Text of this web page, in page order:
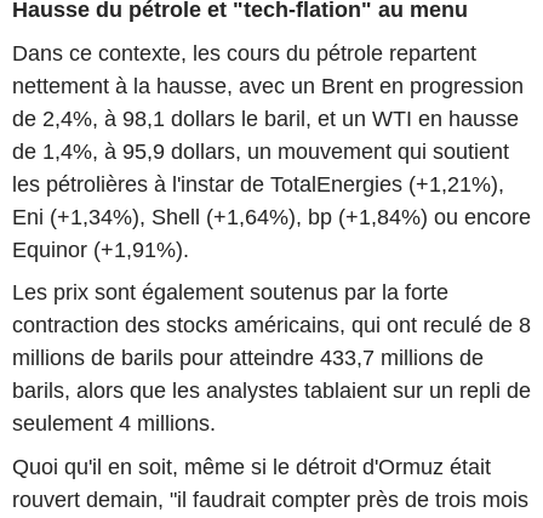
Hausse du pétrole et "tech-flation" au menu
Dans ce contexte, les cours du pétrole repartent
nettement à la hausse, avec un Brent en progression
de 2,4%, à 98,1 dollars le baril, et un WTI en hausse
de 1,4%, à 95,9 dollars, un mouvement qui soutient
les pétrolières à l'instar de TotalEnergies (+1,21%),
Eni (+1,34%), Shell (+1,64%), bp (+1,84%) ou encore
Equinor (+1,91%).
Les prix sont également soutenus par la forte
contraction des stocks américains, qui ont reculé de 8
millions de barils pour atteindre 433,7 millions de
barils, alors que les analystes tablaient sur un repli de
seulement 4 millions.
Quoi qu'il en soit, même si le détroit d'Ormuz était
rouvert demain, "il faudrait compter près de trois mois